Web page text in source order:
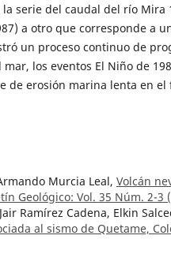
serie del caudal del río Mira
a otro que corresponde a
un proceso continuo de
los eventos El Niño de
de erosión marina lenta en el
Murcia Leal, Volcán
Geológico: Vol. 35 Núm. 2-3
Ramírez Cadena, Elkin
al sismo de Quetame,